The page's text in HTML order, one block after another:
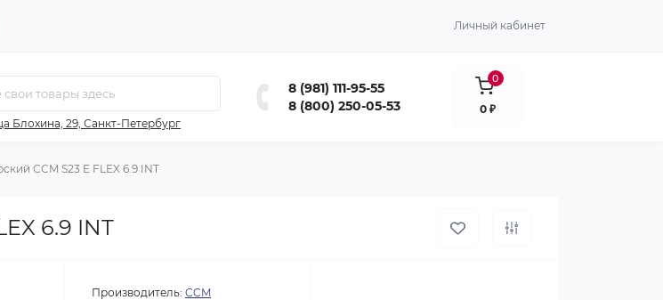
Личный кабинет
Блохина, 29, Санкт-Петербург
8 (981) 111-95-55
8 (800) 250-05-53
0
0 ₽
CCM S23 E FLEX 6.9 INT
6.9 INT
Производитель: CCM